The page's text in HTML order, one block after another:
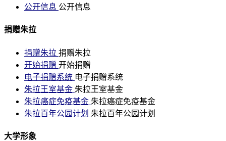
公开信息 公开信息
捐赠朱拉
捐赠朱拉 捐赠朱拉
开始捐赠 开始捐赠
电子捐赠系统 电子捐赠系统
朱拉王室基金 朱拉王室基金
朱拉癌症免疫基金 朱拉癌症免疫基金
朱拉百年公园计划 朱拉百年公园计划
大学形象